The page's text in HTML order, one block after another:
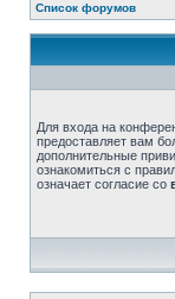
Список форумов
Для входа на
предоставляет вам
дополнительные
ознакомиться с
означает согласие со